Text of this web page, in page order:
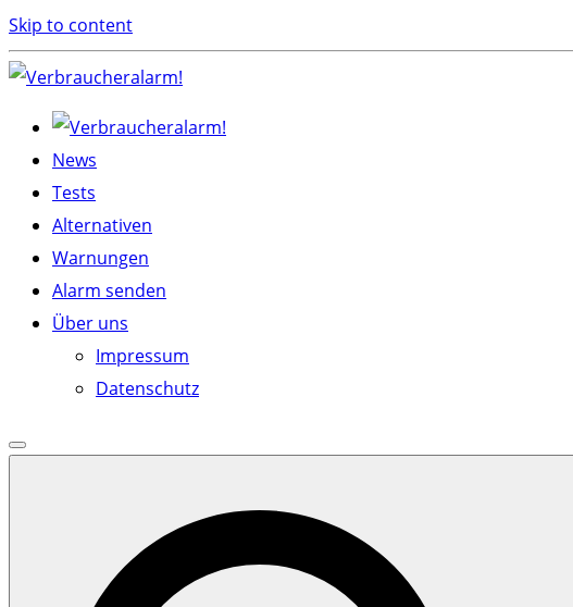
Skip to content
News
Tests
Alternativen
Warnungen
Alarm senden
Über uns
Impressum
Datenschutz